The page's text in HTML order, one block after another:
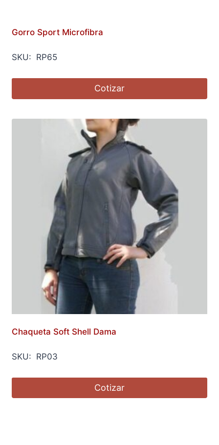
Gorro Sport Microfibra
SKU: RP65
Cotizar
Chaqueta Soft Shell Dama
SKU: RP03
Cotizar